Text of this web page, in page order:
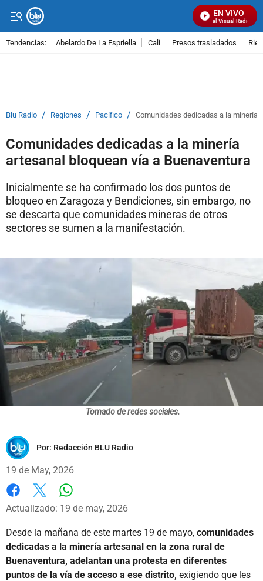
EN VIVO
Señal Visual Radio
Tendencias: Abelardo De La Espriella Cali Presos trasladados
Blu Radio / Regiones / Pacífico / Comunidades dedicadas a la minería
Comunidades dedicadas a la minería
artesanal bloquean vía a Buenaventura
Inicialmente se ha confirmado los dos puntos de
bloqueo en Zaragoza y Bendiciones, sin embargo, no
se descarta que comunidades mineras de otros
sectores se sumen a la manifestación.
Tomado de redes sociales.
Por: Redacción BLU Radio
19 de May, 2026
Facebook
X
Actualizado: 19 de may, 2026
Desde la mañana de este martes 19 de mayo, comunidades
dedicadas a la minería artesanal en la zona rural de
Buenaventura, adelantan una protesta en diferentes
puntos de la vía de acceso a ese distrito, exigiendo que les